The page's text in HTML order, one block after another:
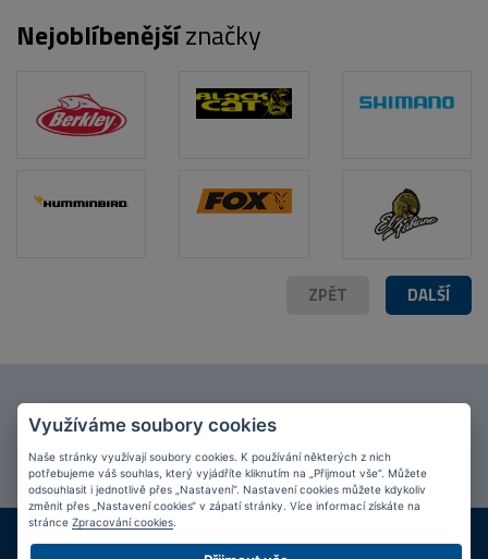
Nejoblíbenějšíznačky
DALŠÍ
ZPĚT
Připojte se k našimfanouškůmna Facebooku!
PŘIPOJIT SE
DOPRAVA ZDARMA
Využíváme soubory cookies
Naše stránky využívají soubory cookies. K používání některých z nich
potřebujeme váš souhlas, který vyjádříte kliknutím na „Přijmout vše“. Můžete
odsouhlasit i jednotlivě přes „Nastavení“. Nastavení cookies můžete kdykoliv
změnit přes „Nastavení cookies“ v zápatí stránky. Více informací získáte na
stránce Zpracování cookies